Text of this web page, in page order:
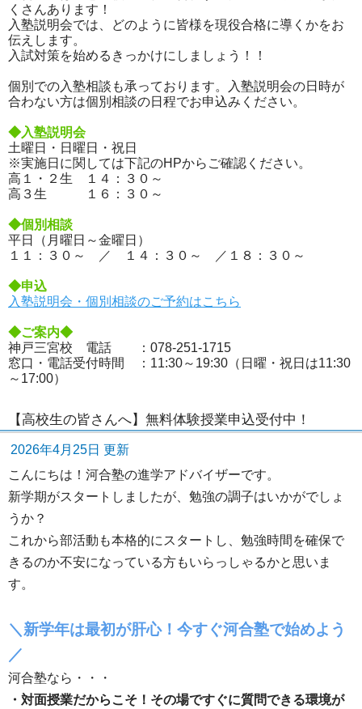
くさんあります！
入塾説明会では、どのように皆様を現役合格に導くかをお
伝えします。
入試対策を始めるきっかけにしましょう！！
個別での入塾相談も承っております。入塾説明会の日時が
合わない方は個別相談の日程でお申込みください。
◆入塾説明会
土曜日・日曜日・祝日
※実施日に関しては下記のHPからご確認ください。
高１・２生 １４：３０～
高３生 １６：３０～
◆個別相談
平日（月曜日～金曜日）
１１：３０～ ／ １４：３０～ ／１８：３０～
◆申込
入塾説明会・個別相談のご予約はこちら
◆ご案内◆
神戸三宮校 電話 ：078-251-1715
窓口・電話受付時間 ：11:30～19:30（日曜・祝日は11:30
～17:00）
【高校生の皆さんへ】無料体験授業申込受付中！
2026年4月25日 更新
こんにちは！河合塾の進学アドバイザーです。
新学期がスタートしましたが、勉強の調子はいかがでしょ
うか？
これから部活動も本格的にスタートし、勉強時間を確保で
きるのか不安になっている方もいらっしゃるかと思いま
す。
＼新学年は最初が肝心！今すぐ河合塾で始めよう
／
河合塾なら・・・
・対面授業だからこそ！その場ですぐに質問できる環境が